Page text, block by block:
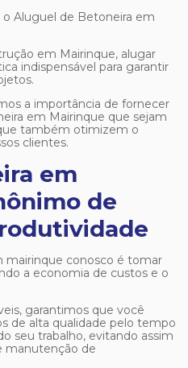
Aluguel de Betoneira em
em Mairinque, alugar
indispensável para garantir
a importância de fornecer
em Mairinque que sejam
também otimizem o
clientes.
em
de
mairinque conosco é tomar
a economia de custos e o
garantimos que você
de alta qualidade pelo tempo
seu trabalho, evitando assim
manutenção de